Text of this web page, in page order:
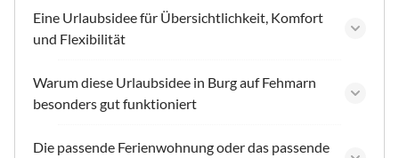
Eine Urlaubsidee für Übersichtlichkeit, Komfort
und Flexibilität
Warum diese Urlaubsidee in Burg auf Fehmarn
besonders gut funktioniert
Die passende Ferienwohnung oder das passende